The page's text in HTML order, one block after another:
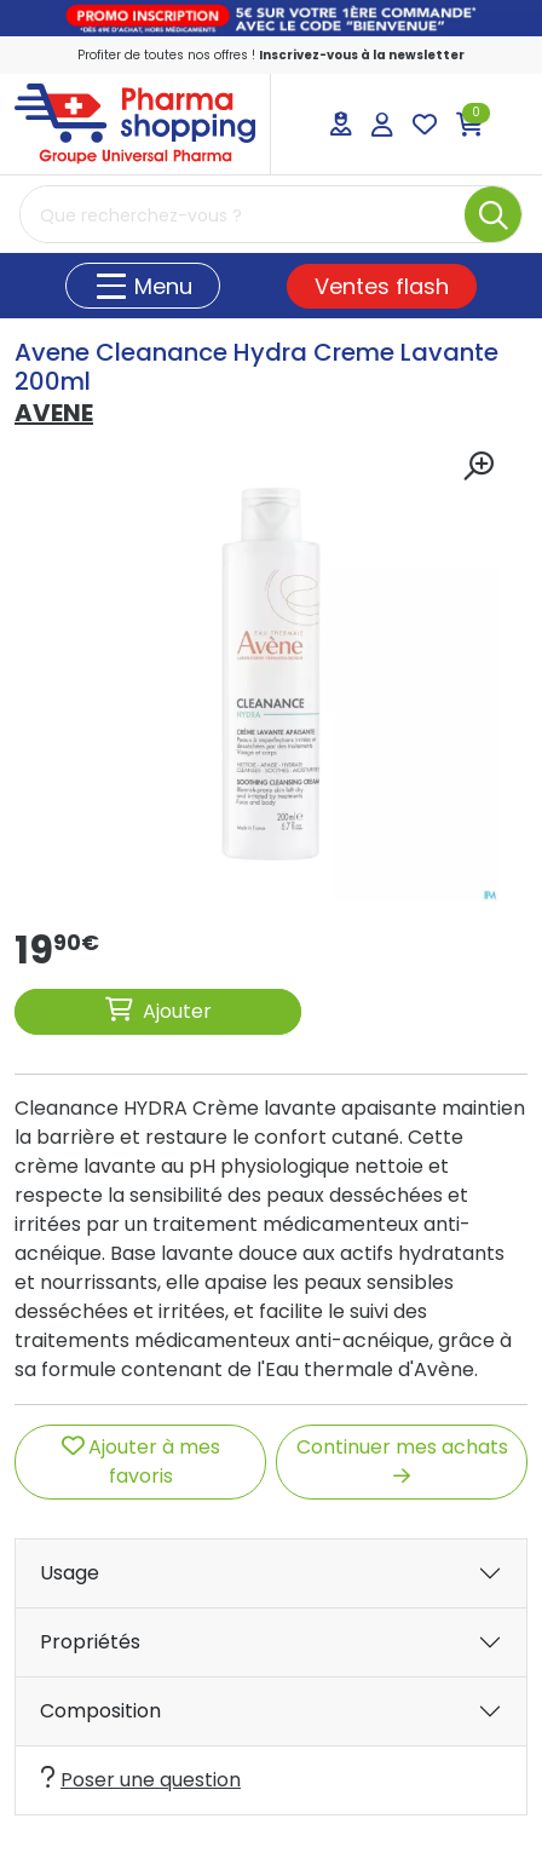
Profiter de toutes nos offres ! Inscrivez-vous à la newsletter
PharmaShopping Votre pharmacie en
0
Menu Ventes flash
Avene Cleanance Hydra Creme Lavante
200ml
AVENE
1990€
Ajouter
Cleanance HYDRA Crème lavante apaisante maintien
la barrière et restaure le confort cutané. Cette
crème lavante au pH physiologique nettoie et
respecte la sensibilité des peaux desséchées et
irritées par un traitement médicamenteux anti-
acnéique. Base lavante douce aux actifs hydratants
et nourrissants, elle apaise les peaux sensibles
desséchées et irritées, et facilite le suivi des
traitements médicamenteux anti-acnéique, grâce à
sa formule contenant de l'Eau thermale d'Avène.
Ajouter à mes
favoris
Continuer mes achats
Usage
Propriétés
Composition
Poser une question